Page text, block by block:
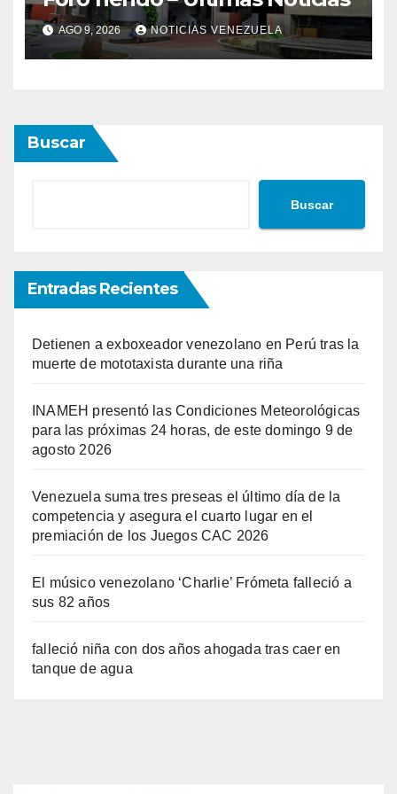
AGO 9, 2026 NOTICIAS VENEZUELA
Buscar
Buscar
Entradas Recientes
Detienen a exboxeador venezolano en Perú tras la
muerte de mototaxista durante una riña
INAMEH presentó las Condiciones Meteorológicas
para las próximas 24 horas, de este domingo 9 de
agosto 2026
Venezuela suma tres preseas el último día de la
competencia y asegura el cuarto lugar en el
premiación de los Juegos CAC 2026
El músico venezolano ‘Charlie’ Frómeta falleció a
sus 82 años
falleció niña con dos años ahogada tras caer en
tanque de agua